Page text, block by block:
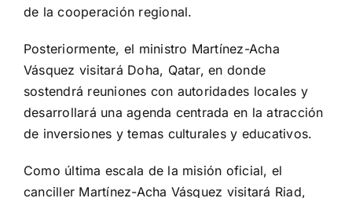
de la cooperación regional.
Posteriormente, el ministro Martínez-Acha
Vásquez visitará Doha, Qatar, en donde
sostendrá reuniones con autoridades locales y
desarrollará una agenda centrada en la atracción
de inversiones y temas culturales y educativos.
Como última escala de la misión oficial, el
canciller Martínez-Acha Vásquez visitará Riad,